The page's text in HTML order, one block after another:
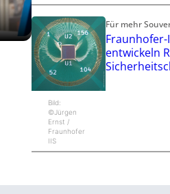
Bild:
©Jürgen
Ernst /
Fraunhofer
IIS
Für mehr
entwickeln